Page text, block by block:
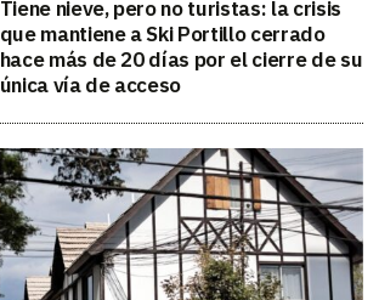
Tiene nieve, pero no turistas: la crisis
que mantiene a Ski Portillo cerrado
hace más de 20 días por el cierre de su
única vía de acceso